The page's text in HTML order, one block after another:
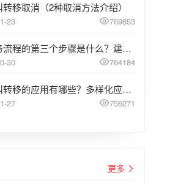
移取消（2种取消方法介绍）
23 769853
客服服务流程的第三个步骤是什么？建议企业阅读
30 764184
座机呼叫转移的应用有哪些？多样化应用场景解析
27 756271
更多